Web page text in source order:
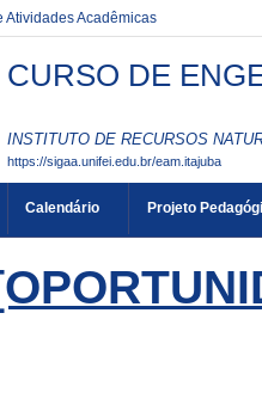
Atividades Acadêmicas
CURSO DE
INSTITUTO DE RECURSOS
https://sigaa.unifei.edu.br/eam.itajuba
Calendário Projeto